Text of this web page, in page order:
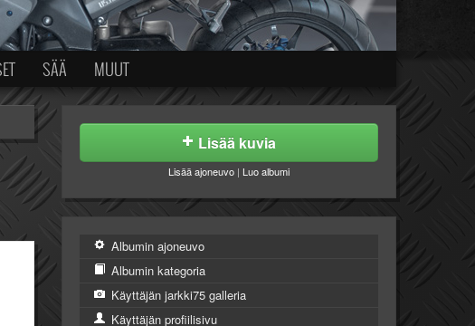
SÄÄ MUUT
Lisää kuvia
Lisää ajoneuvo | Luo albumi
Albumin ajoneuvo
Albumin kategoria
Käyttäjän jarkki75 galleria
Käyttäjän profiilisivu